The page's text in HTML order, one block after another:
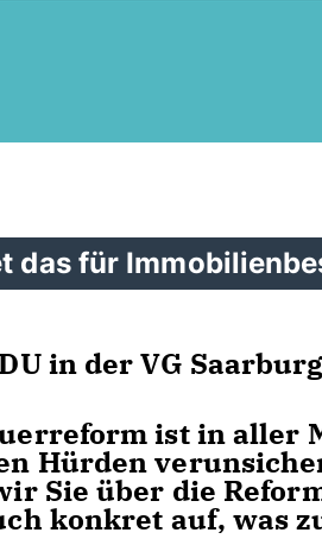
das für
in der VG
ist in aller
Hürden
Sie über die
konkret auf, was